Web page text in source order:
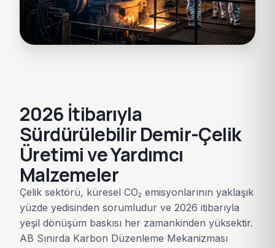
2026 İtibarıyla
Sürdürülebilir Demir-Çelik
Üretimi ve Yardımcı
Malzemeler
Çelik sektörü, küresel CO₂ emisyonlarının yaklaşık
yüzde yedisinden sorumludur ve 2026 itibarıyla
yeşil dönüşüm baskısı her zamankinden yüksektir.
AB Sınırda Karbon Düzenleme Mekanizması